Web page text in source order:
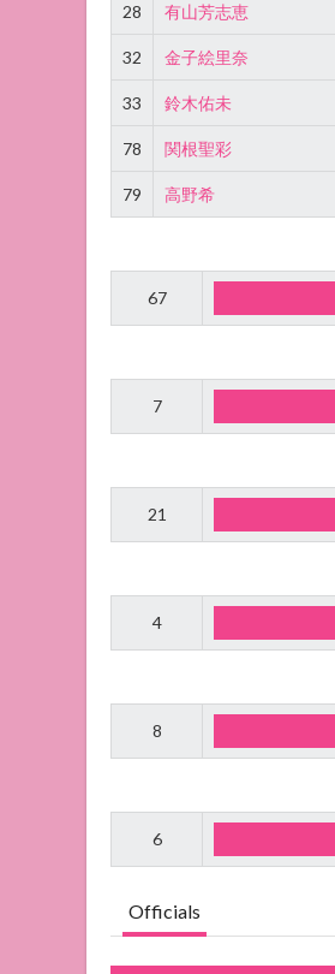
28 有山芳志恵
32 金子絵里奈
33 鈴木佑未
78 関根聖彩
79 高野希
67
7
21
4
8
6
Officials